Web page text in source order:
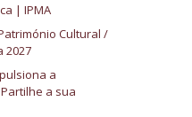
| IPMA
Cultural /
2027
a
a sua